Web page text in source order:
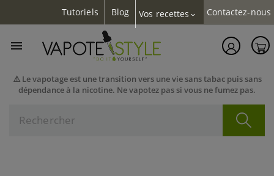
Tutoriels Blog Vos recettes expand_more Contactez-nous
⚠️ Le vapotage est une transition vers une vie sans tabac puis sans
dépendance à la nicotine. Ne vapotez pas si vous ne fumez pas.
